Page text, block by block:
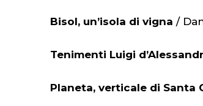
Bisol, un’isola di vigna /
Tenimenti Luigi
Planeta, verticale di Santa